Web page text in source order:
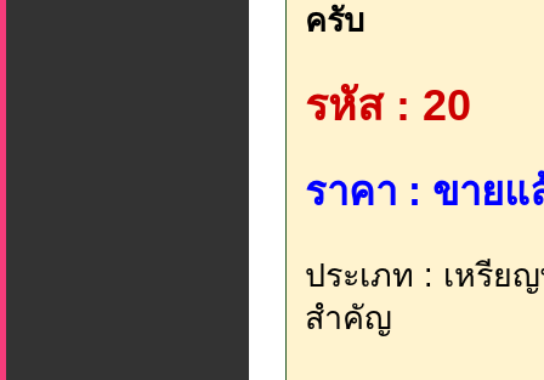
ครับ
รหัส : 20
ราคา : ขายแ
ประเภท : เหรีย
สำคัญ